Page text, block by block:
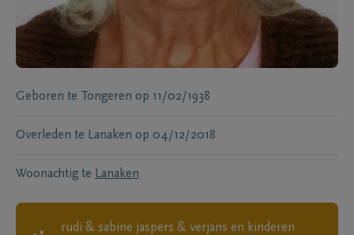
Geboren te Tongeren op 11/02/1938
Overleden te Lanaken op 04/12/2018
Woonachtig te Lanaken
rudi & sabine jaspers & verjans en kinderen